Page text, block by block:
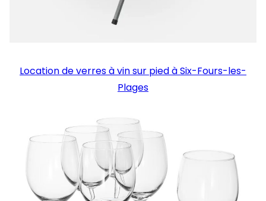
Location de verres à vin sur pied à Six-Fours-les-
Plages